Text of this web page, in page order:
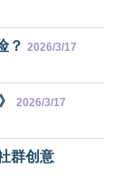
？ 2026/3/17
2026/3/17
群创意